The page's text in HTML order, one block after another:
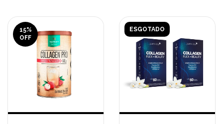
15%
OFF
ESGOTADO